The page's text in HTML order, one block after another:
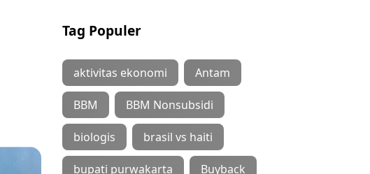
Tag Populer
aktivitas ekonomi Antam
BBM BBM Nonsubsidi
biologis brasil vs haiti
bupati purwakarta Buyback